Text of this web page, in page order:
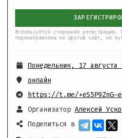
Используется сторонняя
перенаправлены на другой сайт, не
Понедельник, 17 августа
онлайн
https://t.me/+eS5P9ZnG-
Организатор Алексей
Поделиться в